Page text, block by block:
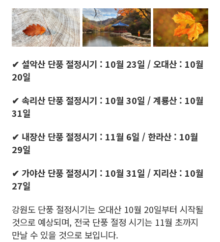
✔ 설악산 단풍 절정시기 : 10월 23일 / 오대산 : 10월
20일
✔ 속리산 단풍 절정시기 : 10월 30일 / 계룡산 : 10월
31일
✔ 내장산 단풍 절정시기 : 11월 6일 / 한라산 : 10월
29일
✔ 가야산 단풍 절정시기 : 10월 31일 / 지리산 : 10월
27일
강원도 단풍 절정시기는 오대산 10월 20일부터 시작될
것으로 예상되며, 전국 단풍 절정 시기는 11월 초까지
만날 수 있을 것으로 보입니다.